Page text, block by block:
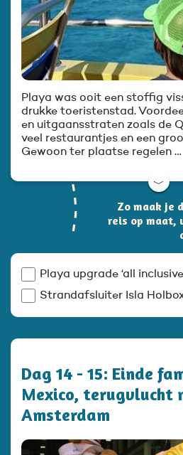
Playa was ooit een stoffig
drukke toeristenstad.
en uitgaansstraten zoals de
veel restaurantjes en een
Gewoon ter plaatse regelen …
﹀
Zo maak je
reis op maat,
Playa upgrade ‘all
Strandafsluiter Isla
Dag 14 - 15: Einde
Mexico, terugvlucht
Amsterdam